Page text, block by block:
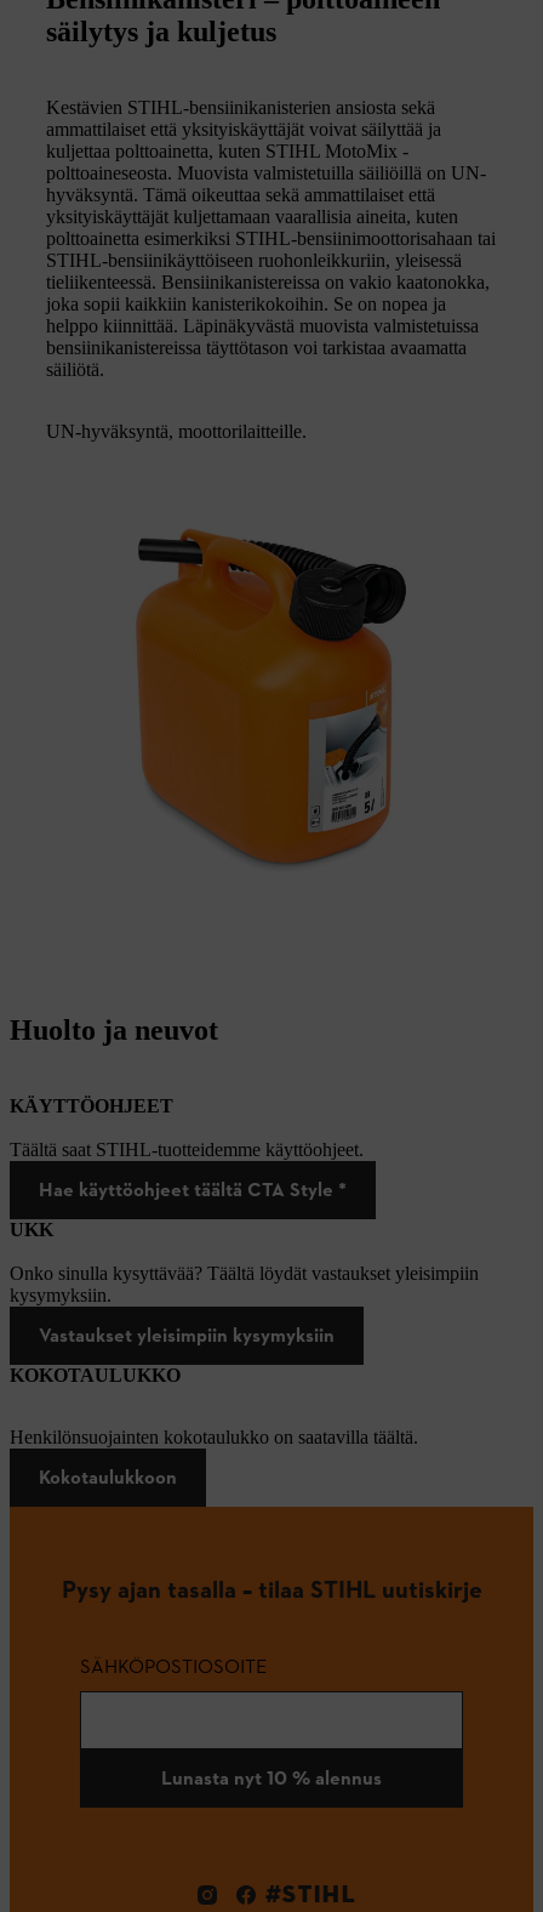
säilytys ja kuljetus
Kestävien STIHL-bensiinikanisterien ansiosta sekä
ammattilaiset että yksityiskäyttäjät voivat säilyttää ja
kuljettaa polttoainetta, kuten STIHL MotoMix -
polttoaineseosta. Muovista valmistetuilla säiliöillä on UN-
hyväksyntä. Tämä oikeuttaa sekä ammattilaiset että
yksityiskäyttäjät kuljettamaan vaarallisia aineita, kuten
polttoainetta esimerkiksi STIHL-bensiinimoottorisahaan tai
STIHL-bensiinikäyttöiseen ruohonleikkuriin, yleisessä
tieliikenteessä. Bensiinikanistereissa on vakio kaatonokka,
joka sopii kaikkiin kanisterikokoihin. Se on nopea ja
helppo kiinnittää. Läpinäkyvästä muovista valmistetuissa
bensiinikanistereissa täyttötason voi tarkistaa avaamatta
säiliötä.
UN-hyväksyntä, moottorilaitteille.
Huolto ja neuvot
KÄYTTÖOHJEET
Täältä saat STIHL-tuotteidemme käyttöohjeet.
Hae käyttöohjeet täältä CTA Style *
UKK
Onko sinulla kysyttävää? Täältä löydät vastaukset yleisimpiin
kysymyksiin.
Vastaukset yleisimpiin kysymyksiin
KOKOTAULUKKO
Henkilönsuojainten kokotaulukko on saatavilla täältä.
Kokotaulukkoon
Pysy ajan tasalla – tilaa STIHL uutiskirje
SÄHKÖPOSTIOSOITE
Lunasta nyt 10 % alennus
#STIHL